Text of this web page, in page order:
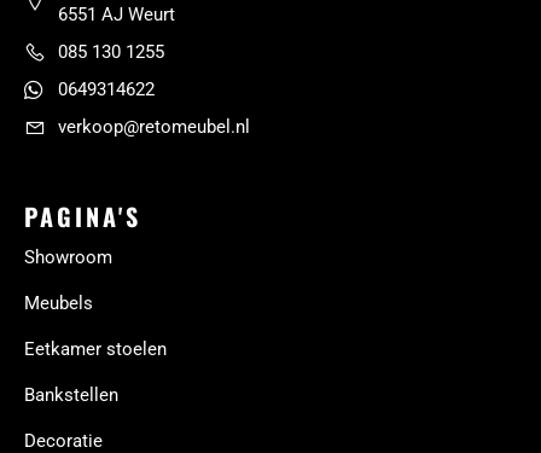
6551 AJ Weurt
085 130 1255
0649314622
verkoop@retomeubel.nl
PAGINA'S
Showroom
Meubels
Eetkamer stoelen
Bankstellen
Decoratie